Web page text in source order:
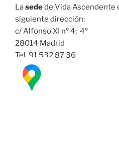
Lasedede Vida Ascendente
siguiente dirección:
c/ Alfonso XI nº 4; 4º
28014 Madrid
Tel. 91 532 87 36